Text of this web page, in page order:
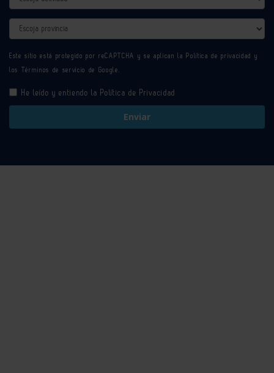
Provincia
Este sitio está protegido por reCAPTCHA y se aplican laPolítica de privacidad y
los Términos de servicio de Google.
He leído y entiendo la Política de Privacidad
Enviar